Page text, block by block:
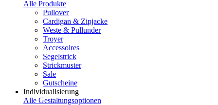
Alle Produkte
Pullover
Cardigan & Zipjacke
Weste & Pullunder
Troyer
Accessoires
Segelstrick
Strickmuster
Sale
Gutscheine
Individualisierung
Alle Gestaltungsoptionen